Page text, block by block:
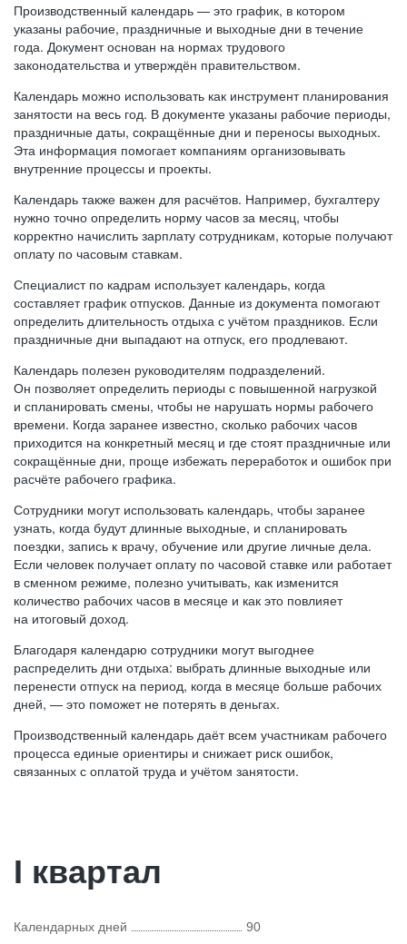
Производственный календарь — это график, в котором
указаны рабочие, праздничные и выходные дни в течение
года. Документ основан на нормах трудового
законодательства и утверждён правительством.
Календарь можно использовать как инструмент планирования
занятости на весь год. В документе указаны рабочие периоды,
праздничные даты, сокращённые дни и переносы выходных.
Эта информация помогает компаниям организовывать
внутренние процессы и проекты.
Календарь также важен для расчётов. Например, бухгалтеру
нужно точно определить норму часов за месяц, чтобы
корректно начислить зарплату сотрудникам, которые получают
оплату по часовым ставкам.
Специалист по кадрам использует календарь, когда
составляет график отпусков. Данные из документа помогают
определить длительность отдыха с учётом праздников. Если
праздничные дни выпадают на отпуск, его продлевают.
Календарь полезен руководителям подразделений.
Он позволяет определить периоды с повышенной нагрузкой
и спланировать смены, чтобы не нарушать нормы рабочего
времени. Когда заранее известно, сколько рабочих часов
приходится на конкретный месяц и где стоят праздничные или
сокращённые дни, проще избежать переработок и ошибок при
расчёте рабочего графика.
Сотрудники могут использовать календарь, чтобы заранее
узнать, когда будут длинные выходные, и спланировать
поездки, запись к врачу, обучение или другие личные дела.
Если человек получает оплату по часовой ставке или работает
в сменном режиме, полезно учитывать, как изменится
количество рабочих часов в месяце и как это повлияет
на итоговый доход.
Благодаря календарю сотрудники могут выгоднее
распределить дни отдыха: выбрать длинные выходные или
перенести отпуск на период, когда в месяце больше рабочих
дней, — это поможет не потерять в деньгах.
Производственный календарь даёт всем участникам рабочего
процесса единые ориентиры и снижает риск ошибок,
связанных с оплатой труда и учётом занятости.
I квартал
Календарных дней
90